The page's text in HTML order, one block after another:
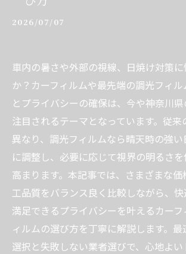
2026/07/07
車内の暑さや外部の視線、日焼け対策
か？カーフィルムや最先端の調光フィ
とプライバシーの確保は、今や神奈川
注目されるテーマとなっています。従来
異なり、調光フィルムなら晴天時の強
に調整し、必要に応じて視界の明るさ
高まります。本記事では、さまざまな
工品質をバランス良く比較しながら、
満足できるプライバシーを叶えるカー
ィルムの選び方を丁寧に解説します。
選択と失敗しない業者選びで、心地よ